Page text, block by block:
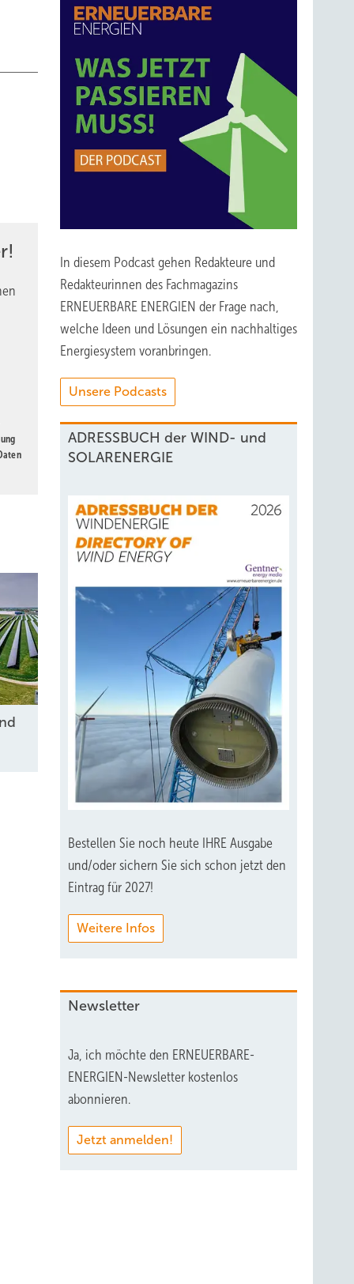
wie
ist
In diesem Podcast gehen Redakteure und
Redakteurinnen des Fachmagazins
ERNEUERBARE ENERGIEN der Frage nach,
welche Ideen und Lösungen ein nachhaltiges
Energiesystem voranbringen.
Unsere Podcasts
ADRESSBUCH der WIND- und
SOLARENERGIE
Bestellen Sie noch heute IHRE Ausgabe
und/oder sichern Sie sich schon jetzt den
Eintrag für 2027!
Weitere Infos
Newsletter
Ja, ich möchte den ERNEUERBARE-
ENERGIEN-Newsletter kostenlos
abonnieren.
Jetzt anmelden!